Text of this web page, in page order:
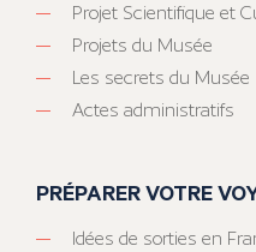
Projet Scientifique et
Projets du Musée
Les secrets du Musée
Actes administratifs
PRÉPARER VOTRE
Idées de sorties en